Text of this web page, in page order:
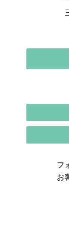
フ
お